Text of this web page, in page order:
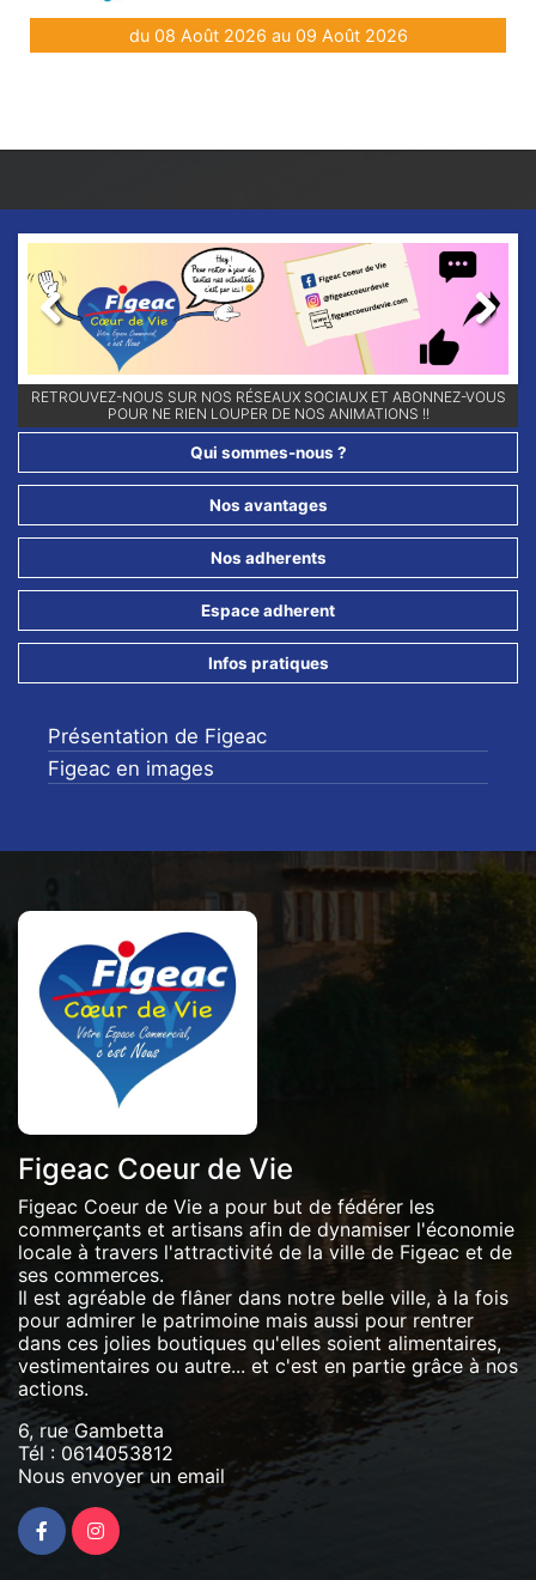
du 08 Août 2026 au 09 Août 2026
RETROUVEZ-NOUS SUR NOS RÉSEAUX SOCIAUX ET ABONNEZ-VOUS
POUR NE RIEN LOUPER DE NOS ANIMATIONS !!
Qui sommes-nous ?
Nos avantages
Nos adherents
Espace adherent
Infos pratiques
Présentation de Figeac
Figeac en images
Figeac Coeur de Vie
Figeac Coeur de Vie a pour but de fédérer les
commerçants et artisans afin de dynamiser l'économie
locale à travers l'attractivité de la ville de Figeac et de
ses commerces.
Il est agréable de flâner dans notre belle ville, à la fois
pour admirer le patrimoine mais aussi pour rentrer
dans ces jolies boutiques qu'elles soient alimentaires,
vestimentaires ou autre... et c'est en partie grâce à nos
actions.
6, rue Gambetta
Tél : 0614053812
Nous envoyer un email